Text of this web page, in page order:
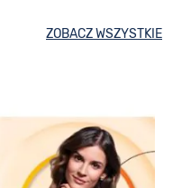
ZOBACZ WSZYSTKIE